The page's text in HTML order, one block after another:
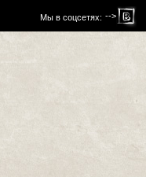
Мы в соцсетях: -->